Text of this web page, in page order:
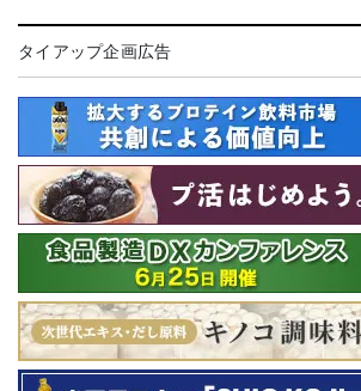
タイアップ企画広告